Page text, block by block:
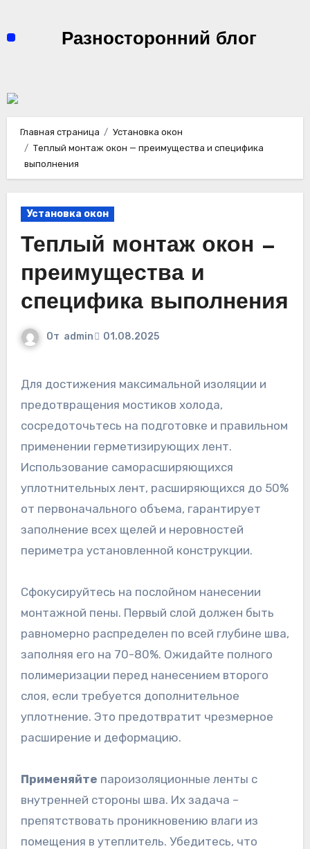
содержимомуРазносторонний блог
Главная страница
Установка окон
Теплый монтаж окон — преимущества и специфика
выполнения
Установка окон
Теплый монтаж окон —
преимущества и
специфика выполнения
От admin 01.08.2025
Для достижения максимальной изоляции и
предотвращения мостиков холода,
сосредоточьтесь на подготовке и правильном
применении герметизирующих лент.
Использование саморасширяющихся
уплотнительных лент, расширяющихся до 50%
от первоначального объема, гарантирует
заполнение всех щелей и неровностей
периметра установленной конструкции.
Сфокусируйтесь на послойном нанесении
монтажной пены. Первый слой должен быть
равномерно распределен по всей глубине шва,
заполняя его на 70-80%. Ожидайте полного
полимеризации перед нанесением второго
слоя, если требуется дополнительное
уплотнение. Это предотвратит чрезмерное
расширение и деформацию.
Применяйте пароизоляционные ленты с
внутренней стороны шва. Их задача –
препятствовать проникновению влаги из
помещения в утеплитель. Убедитесь, что